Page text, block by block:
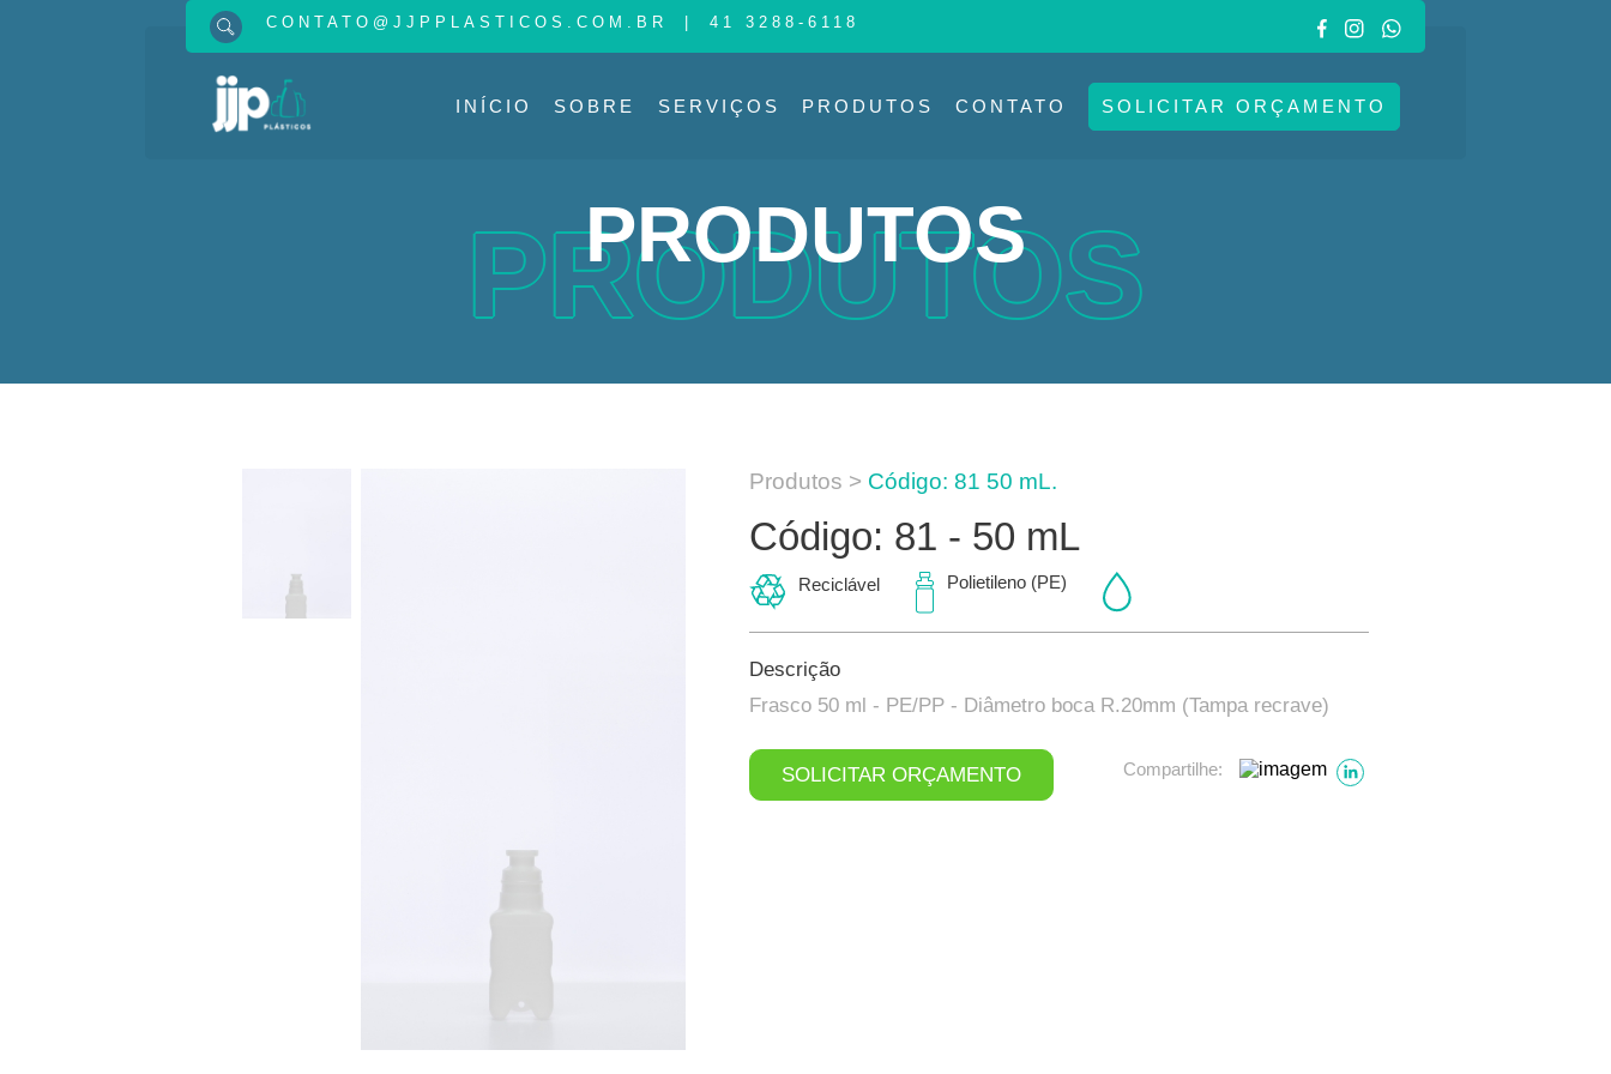
CONTATO@JJPPLASTICOS.COM.BR | 41 3288-6118
INÍCIO SOBRE SERVIÇOS PRODUTOS CONTATO SOLICITAR ORÇAMENTO
PRODUTOS
PRODUTOS
Produtos > Código: 81 50 mL.
Código: 81 - 50 mL
Reciclável Polietileno (PE)
Descrição
Frasco 50 ml - PE/PP - Diâmetro boca R.20mm (Tampa recrave)
SOLICITAR ORÇAMENTO Compartilhe: